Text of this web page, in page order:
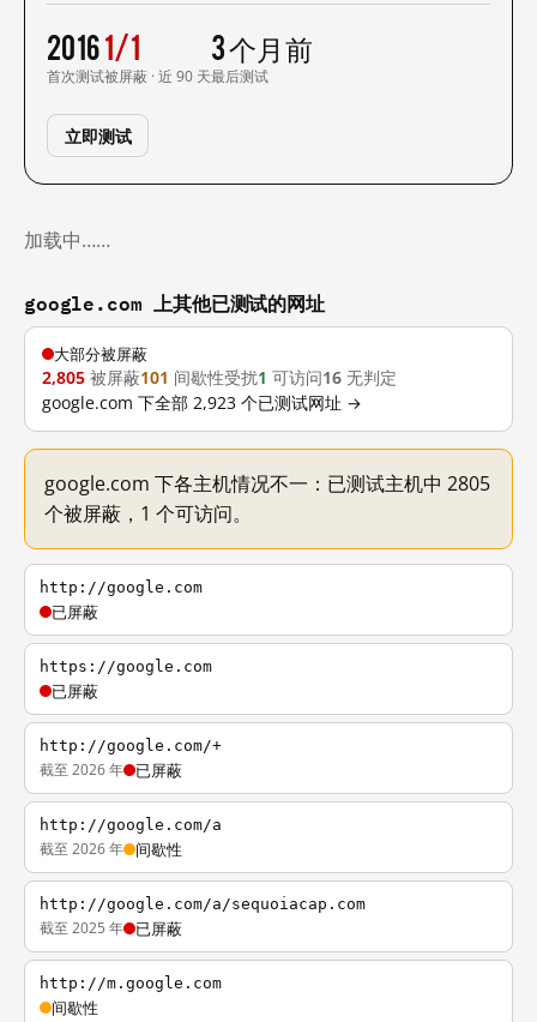
2016
首次测试
1/1
被屏蔽 · 近 90 天
3 个月前
最后测试
立即测试
加载中……
google.com 上其他已测试的网址
大部分被屏蔽
2,805 被屏蔽101 间歇性受扰1 可访问16 无判定
google.com 下全部 2,923 个已测试网址 →
google.com 下各主机情况不一：已测试主机中 2805
个被屏蔽，1 个可访问。
http://google.com
已屏蔽
https://google.com
已屏蔽
http://google.com/+
截至 2026 年 已屏蔽
http://google.com/a
截至 2026 年 间歇性
http://google.com/a/sequoiacap.com
截至 2025 年 已屏蔽
http://m.google.com
间歇性